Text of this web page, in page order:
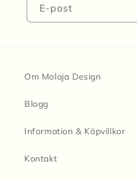
E-post
Om Molaja Design
Blogg
Information & Köpvillkor
Kontakt